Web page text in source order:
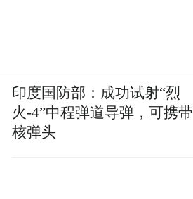
印度国防部：成功试射“烈
火-4”中程弹道导弹，可携带
核弹头